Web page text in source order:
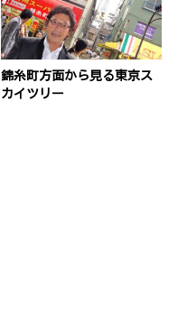
錦糸町方面から見る東京ス
カイツリー